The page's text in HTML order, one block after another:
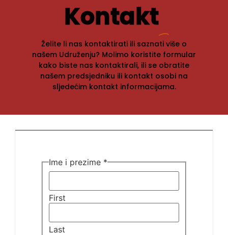
Kontakt
Želite li nas kontaktirati ili saznati više o
našem Udruženju? Molimo koristite formular
kako biste nas kontaktirali, ili se obratite
našem predsjedniku ili kontakt osobi na
sljedećim kontakt informacijama.
Ime i prezime *
First
Last